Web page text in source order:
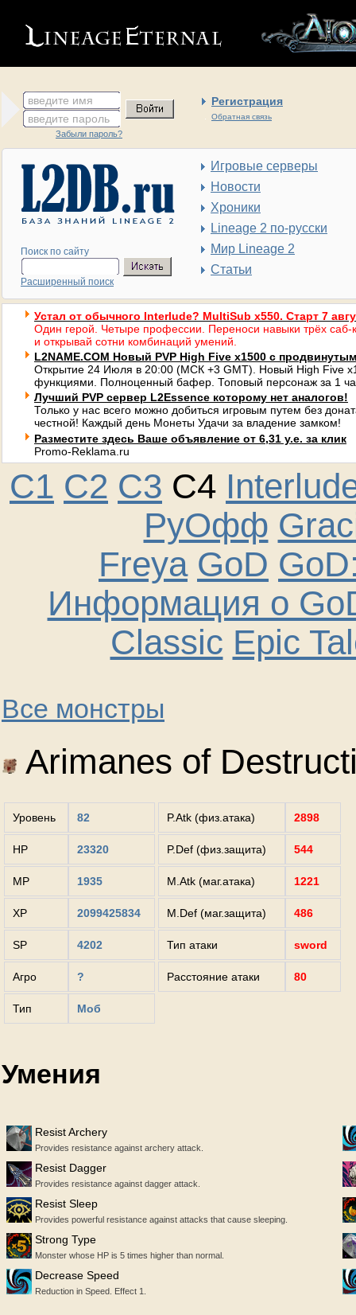
введите имя Регистрация
Обратная связь
введите пароль
Забыли пароль?
Поиск по сайту
Расширенный поиск
Игровые серверы
Новости
Хроники
Lineage 2 по-русски
Мир Lineage 2
Статьи
Устал от обычного Interlude? MultiSub x550. Старт 7
Один герой. Четыре профессии. Переноси навыки трёх саб-
и открывай сотни комбинаций умений.
L2NAME.COM Новый PVP High Five x1500 с
Открытие 24 Июля в 20:00 (МСК +3 GMT). Новый High Five
функциями. Полноценный бафер. Топовый персонаж за 1
Лучший PVP сервер L2Essence которому нет аналогов!
Только у нас всего можно добиться игровым путем без
честной! Каждый день Монеты Удачи за владение замком!
Разместите здесь Ваше объявление от 6,31 у.е. за клик
Promo-Reklama.ru
C1 C2 C3 C4
РуОфф
Freya GoD
Информация о
Classic Epic
Все монстры
Arimanes of
Уровень 82
HP 23320
MP 1935
XP 2099425834
SP 4202
Агро ?
Тип Моб
P.Atk (физ.атака) 2898
P.Def (физ.защита) 544
M.Atk (маг.атака) 1221
M.Def (маг.защита) 486
Тип атаки sword
Расстояние атаки 80
Умения
Resist Archery
Provides resistance against archery attack.
Resist Dagger
Provides resistance against dagger attack.
Resist Sleep
Provides powerful resistance against attacks that cause sleeping.
Strong Type
Monster whose HP is 5 times higher than normal.
Decrease Speed
Reduction in Speed. Effect 1.